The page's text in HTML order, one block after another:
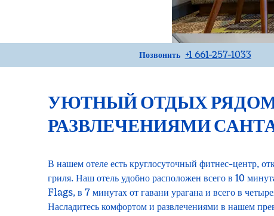
Позвонить
Звоните +1 661-257-1033
УЮТНЫЙ ОТДЫХ
РАЗВЛЕЧЕНИЯМИ
В нашем отеле есть круглосуточный фитнес-центр,
гриля. Наш отель удобно расположен всего в 10
Flags, в 7 минутах от гавани урагана и всего в
Насладитесь комфортом и развлечениями в нашем